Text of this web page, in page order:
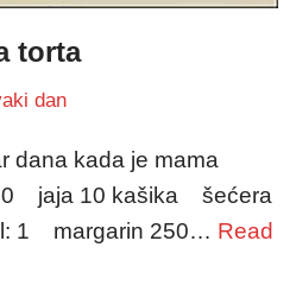
torta
dan
dana kada je mama
jaja 10 kašika šećera
1 margarin 250… Read